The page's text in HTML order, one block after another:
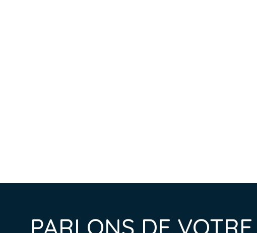
PARLONS DE VOTRE